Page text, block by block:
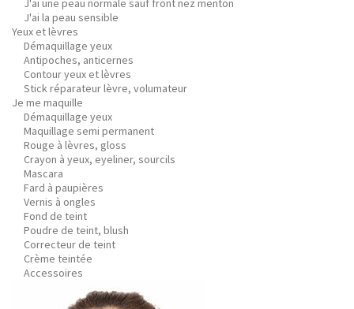
J'ai une peau normale sauf front nez menton
J'ai la peau sensible
Yeux et lèvres
Démaquillage yeux
Antipoches, anticernes
Contour yeux et lèvres
Stick réparateur lèvre, volumateur
Je me maquille
Démaquillage yeux
Maquillage semi permanent
Rouge à lèvres, gloss
Crayon à yeux, eyeliner, sourcils
Mascara
Fard à paupières
Vernis à ongles
Fond de teint
Poudre de teint, blush
Correcteur de teint
Crème teintée
Accessoires